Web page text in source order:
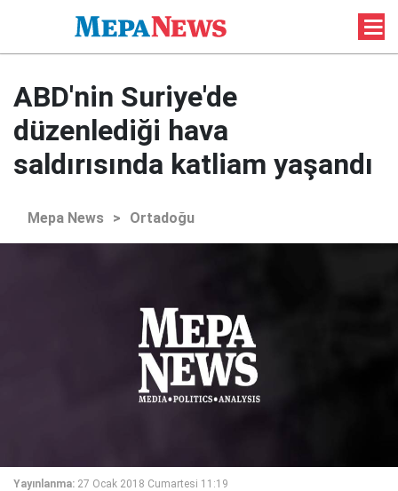
ABD'nin Suriye'de
düzenlediği hava
saldırısında katliam yaşandı
Mepa News > Ortadoğu
Yayınlanma: 27 Ocak 2018 Cumartesi 11:19